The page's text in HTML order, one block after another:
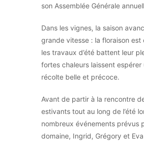
son Assemblée Générale
Dans les vignes, la saison
grande vitesse : la floraison est
les travaux d’été battent leur
fortes chaleurs laissent espérer
récolte belle et précoce.
Avant de partir à la rencontre
estivants tout au long de l’été
nombreux événements prévus
domaine, Ingrid, Grégory et